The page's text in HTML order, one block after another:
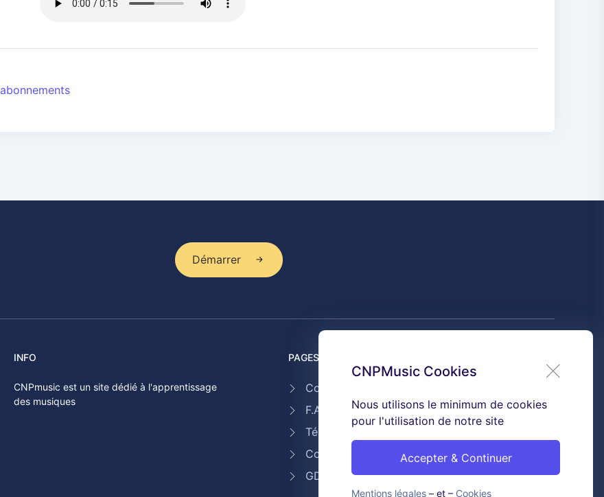
abonnements
CNPMusic Cookies
Nous utilisons le minimum de cookies
pour l'utilisation de notre site
Accepter & Continuer
Mentions légales – et – Cookies
Démarrer
INFO
CNPmusic est un site dédié à l'apprentissage
des musiques
PAGES UTILES
Contact
F.A.Q
Témoignages
Conditions générales de ventes
GDPR & Cookies